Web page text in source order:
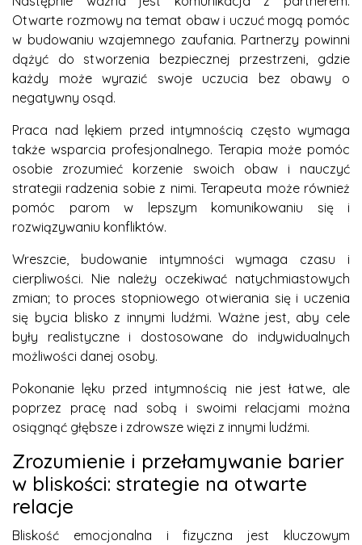
Otwarte rozmowy na temat obaw i uczuć mogą pomóc
w budowaniu wzajemnego zaufania. Partnerzy powinni
dążyć do stworzenia bezpiecznej przestrzeni, gdzie
każdy może wyrazić swoje uczucia bez obawy o
negatywny osąd.
Praca nad lękiem przed intymnością często wymaga
także wsparcia profesjonalnego. Terapia może pomóc
osobie zrozumieć korzenie swoich obaw i nauczyć
strategii radzenia sobie z nimi. Terapeuta może również
pomóc parom w lepszym komunikowaniu się i
rozwiązywaniu konfliktów.
Wreszcie, budowanie intymności wymaga czasu i
cierpliwości. Nie należy oczekiwać natychmiastowych
zmian; to proces stopniowego otwierania się i uczenia
się bycia blisko z innymi ludźmi. Ważne jest, aby cele
były realistyczne i dostosowane do indywidualnych
możliwości danej osoby.
Pokonanie lęku przed intymnością nie jest łatwe, ale
poprzez pracę nad sobą i swoimi relacjami można
osiągnąć głębsze i zdrowsze więzi z innymi ludźmi.
Zrozumienie i przełamywanie barier
w bliskości: strategie na otwarte
relacje
Bliskość emocjonalna i fizyczna jest kluczowym